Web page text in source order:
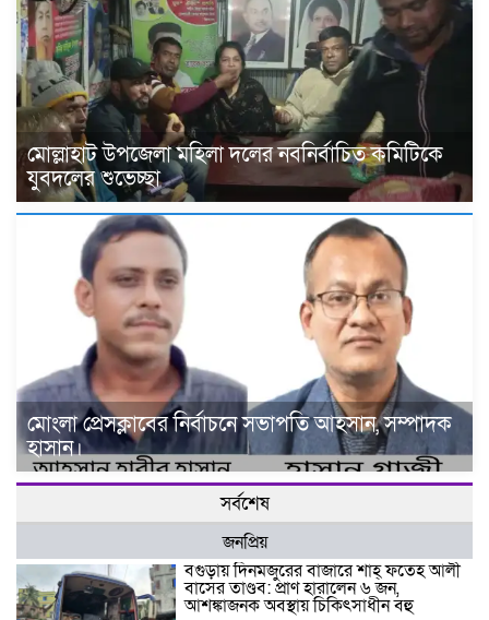
মোল্লাহাট উপজেলা মহিলা দলের নবনির্বাচিত কমিটিকে
যুবদলের শুভেচ্ছা
মোংলা প্রেসক্লাবের নির্বাচনে সভাপতি আহসান, সম্পাদক
হাসান।
সর্বশেষ
জনপ্রিয়
বগুড়ায় দিনমজুরের বাজারে শাহ্ ফতেহ আলী
বাসের তাণ্ডব: প্রাণ হারালেন ৬ জন,
আশঙ্কাজনক অবস্থায় চিকিৎসাধীন বহু